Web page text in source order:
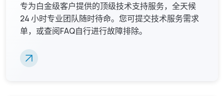
大数据流量智能分析
弹性多维度的巨量资料深层分析
English
繁中
日本語
专为白金级客户提供的顶级技术支持服务，全天候
24 小时专业团队随时待命。您可提交技术服务需求
单，或查阅FAQ自行进行故障排除。